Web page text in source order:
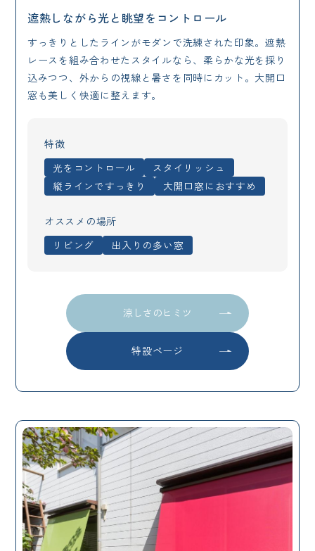
遮熱しながら光と眺望をコントロール
すっきりとしたラインがモダンで洗練された印象。遮熱
レースを組み合わせたスタイルなら、柔らかな光を採り
込みつつ、外からの視線と暑さを同時にカット。大開口
窓も美しく快適に整えます。
特徴
光をコントロール
スタイリッシュ
縦ラインですっきり
大開口窓におすすめ
オススメの場所
リビング
出入りの多い窓
涼しさのヒミツ
特設ページ